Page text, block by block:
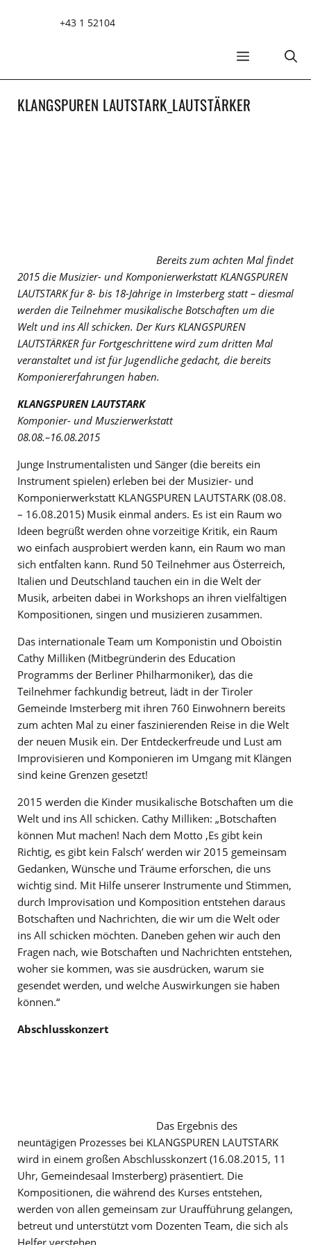
+43 1 52104
MENÜ
KLANGSPUREN LAUTSTARK_LAUTSTÄRKER
Bereits zum achten Mal findet
2015 die Musizier- und Komponierwerkstatt KLANGSPUREN
LAUTSTARK für 8- bis 18-Jährige in Imsterberg statt – diesmal
werden die Teilnehmer musikalische Botschaften um die
Welt und ins All schicken. Der Kurs KLANGSPUREN
LAUTSTÄRKER für Fortgeschrittene wird zum dritten Mal
veranstaltet und ist für Jugendliche gedacht, die bereits
Komponiererfahrungen haben.
KLANGSPUREN LAUTSTARK
Komponier- und Muszierwerkstatt
08.08.–16.08.2015
Junge Instrumentalisten und Sänger (die bereits ein
Instrument spielen) erleben bei der Musizier- und
Komponierwerkstatt KLANGSPUREN LAUTSTARK (08.08.
– 16.08.2015) Musik einmal anders. Es ist ein Raum wo
Ideen begrüßt werden ohne vorzeitige Kritik, ein Raum
wo einfach ausprobiert werden kann, ein Raum wo man
sich entfalten kann. Rund 50 Teilnehmer aus Österreich,
Italien und Deutschland tauchen ein in die Welt der
Musik, arbeiten dabei in Workshops an ihren vielfältigen
Kompositionen, singen und musizieren zusammen.
Das internationale Team um Komponistin und Oboistin
Cathy Milliken (Mitbegründerin des Education
Programms der Berliner Philharmoniker), das die
Teilnehmer fachkundig betreut, lädt in der Tiroler
Gemeinde Imsterberg mit ihren 760 Einwohnern bereits
zum achten Mal zu einer faszinierenden Reise in die Welt
der neuen Musik ein. Der Entdeckerfreude und Lust am
Improvisieren und Komponieren im Umgang mit Klängen
sind keine Grenzen gesetzt!
2015 werden die Kinder musikalische Botschaften um die
Welt und ins All schicken. Cathy Milliken: „Botschaften
können Mut machen! Nach dem Motto ‚Es gibt kein
Richtig, es gibt kein Falsch’ werden wir 2015 gemeinsam
Gedanken, Wünsche und Träume erforschen, die uns
wichtig sind. Mit Hilfe unserer Instrumente und Stimmen,
durch Improvisation und Komposition entstehen daraus
Botschaften und Nachrichten, die wir um die Welt oder
ins All schicken möchten. Daneben gehen wir auch den
Fragen nach, wie Botschaften und Nachrichten entstehen,
woher sie kommen, was sie ausdrücken, warum sie
gesendet werden, und welche Auswirkungen sie haben
können.“
Abschlusskonzert
Das Ergebnis des
neuntägigen Prozesses bei KLANGSPUREN LAUTSTARK
wird in einem großen Abschlusskonzert (16.08.2015, 11
Uhr, Gemeindesaal Imsterberg) präsentiert. Die
Kompositionen, die während des Kurses entstehen,
werden von allen gemeinsam zur Uraufführung gelangen,
betreut und unterstützt vom Dozenten Team, die sich als
Helfer verstehen.